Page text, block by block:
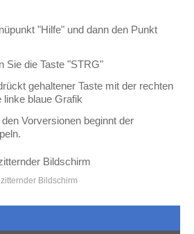
"Hilfe" und dann den Punkt
Sie die Taste "STRG"
gehaltener Taste mit der rechten
blaue Grafik
Vorversionen beginnt der
zitternder Bildschirm